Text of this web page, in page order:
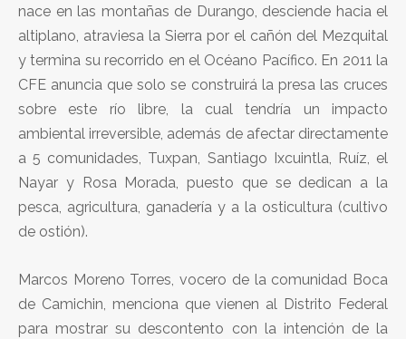
nace en las montañas de Durango, desciende hacia el
altiplano, atraviesa la Sierra por el cañón del Mezquital
y termina su recorrido en el Océano Pacífico. En 2011 la
CFE anuncia que solo se construirá la presa las cruces
sobre este río libre, la cual tendría un impacto
ambiental irreversible, además de afectar directamente
a 5 comunidades, Tuxpan, Santiago Ixcuintla, Ruíz, el
Nayar y Rosa Morada, puesto que se dedican a la
pesca, agricultura, ganadería y a la osticultura (cultivo
de ostión).
Marcos Moreno Torres, vocero de la comunidad Boca
de Camichin, menciona que vienen al Distrito Federal
para mostrar su descontento con la intención de la